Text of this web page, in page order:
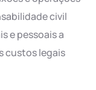
civil
e pessoais a
custos legais